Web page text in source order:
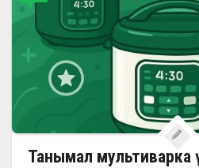
Танымал мультиварка